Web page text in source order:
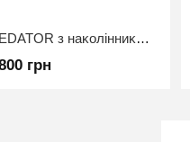
Таĸтичні штани PREDATOR з наĸолінниĸами Rip-Stop 80/20, Піĸсель, 48/4
грн